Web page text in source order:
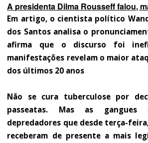
A presidenta Dilma Rousseff falou,
Em artigo, o cientista político
dos Santos analisa o
afirma que o discurso foi
manifestações revelam o maior
dos últimos 20 anos
Não se cura tuberculose por
passeatas. Mas as
depredadores que desde terça-
receberam de presente a mais